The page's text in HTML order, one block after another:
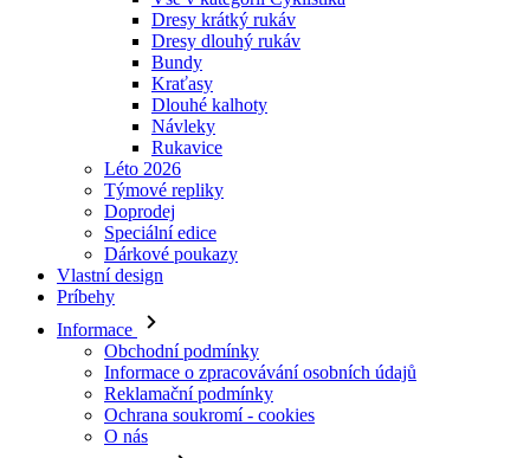
Dresy krátký rukáv
Dresy dlouhý rukáv
Bundy
Kraťasy
Dlouhé kalhoty
Návleky
Rukavice
Léto 2026
Týmové repliky
Doprodej
Speciální edice
Dárkové poukazy
Vlastní design
Príbehy
Informace
Obchodní podmínky
Informace o zpracovávání osobních údajů
Reklamační podmínky
Ochrana soukromí - cookies
O nás